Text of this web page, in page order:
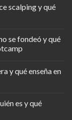
scalping y qué
se fondeó y qué
y qué enseña en
es y qué